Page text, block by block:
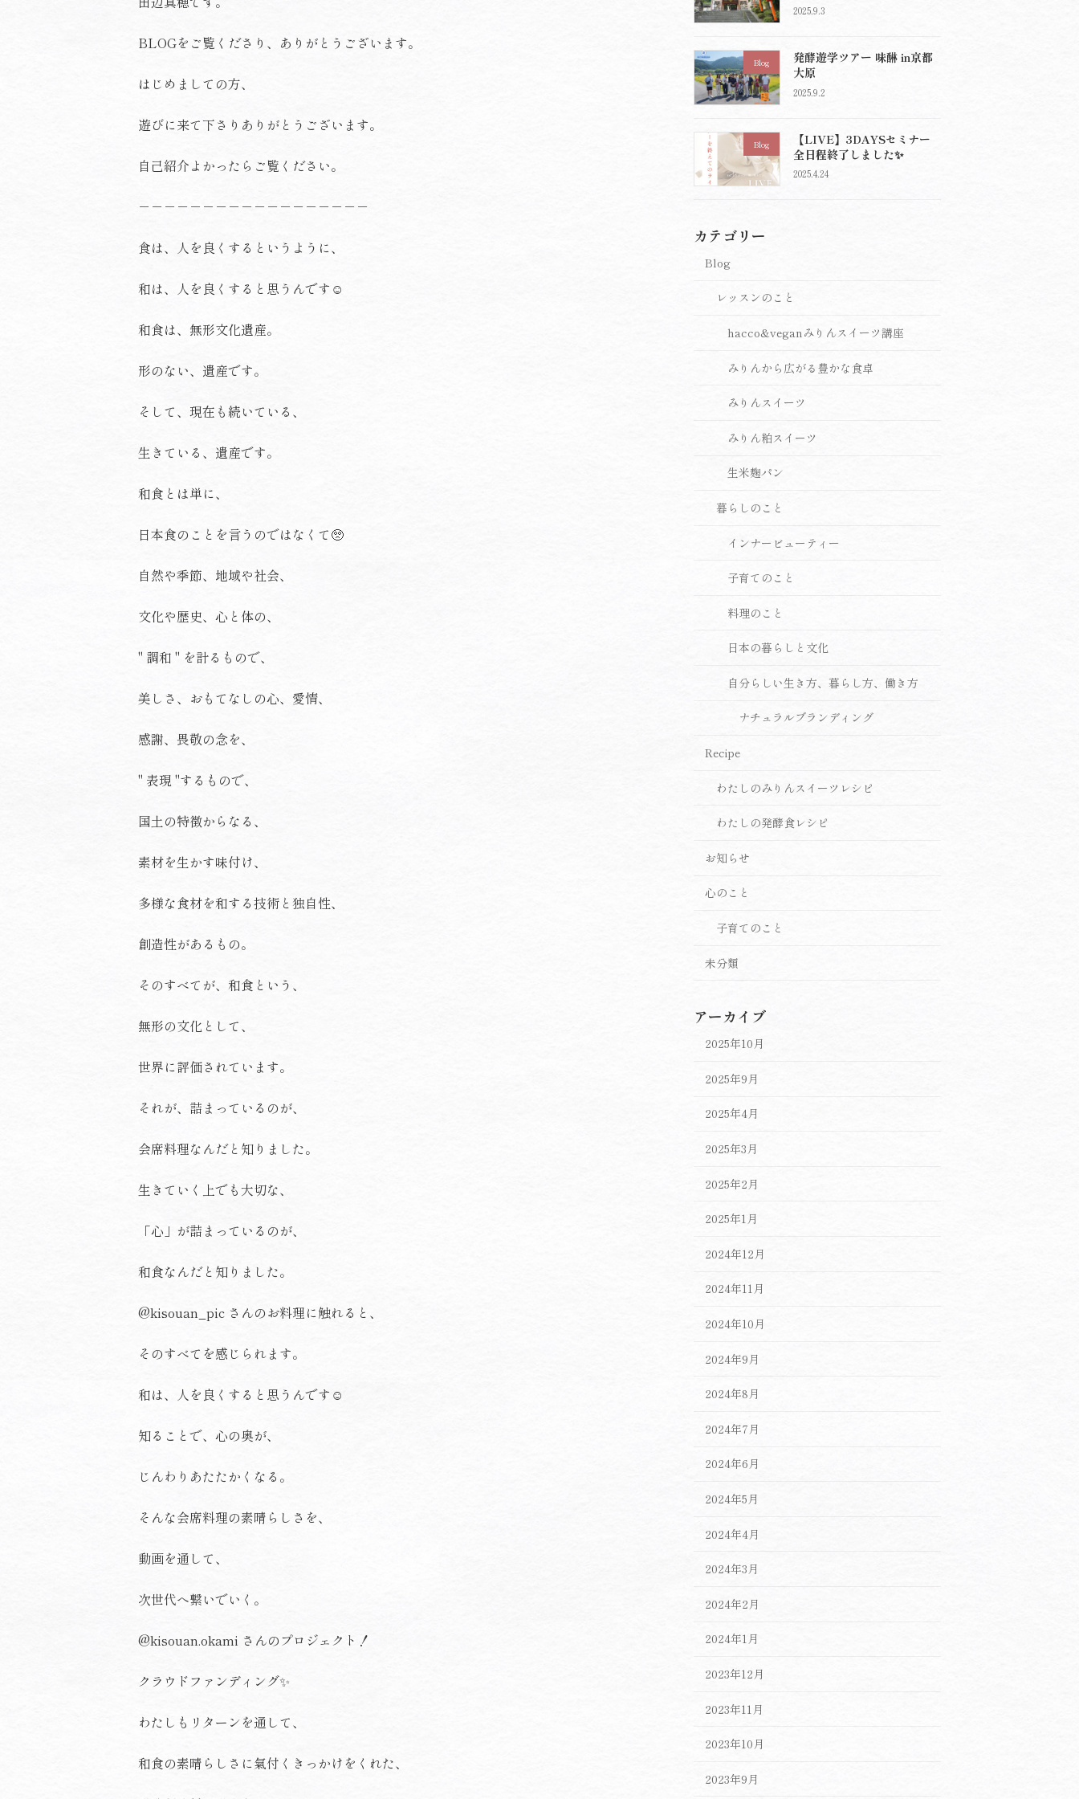
BLOGをご覧くださり、ありがとうございます。
はじめましての方、
遊びに来て下さりありがとうございます。
自己紹介よかったらご覧ください。
－－－－－－－－－－－－－－－－－－
食は、人を良くするというように、
和は、人を良くすると思うんです☺️
和食は、無形文化遺産。
形のない、遺産です。
そして、現在も続いている、
生きている、遺産です。
和食とは単に、
日本食のことを言うのではなくて🥺
自然や季節、地域や社会、
文化や歴史、心と体の、
" 調和 " を計るもので、
美しさ、おもてなしの心、愛情、
感謝、畏敬の念を、
" 表現 "するもので、
国土の特徴からなる、
素材を生かす味付け、
多様な食材を和する技術と独自性、
創造性があるもの。
そのすべてが、和食という、
無形の文化として、
世界に評価されています。
それが、詰まっているのが、
会席料理なんだと知りました。
生きていく上でも大切な、
「心」が詰まっているのが、
和食なんだと知りました。
@kisouan_pic さんのお料理に触れると、
そのすべてを感じられます。
和は、人を良くすると思うんです☺️
知ることで、心の奥が、
じんわりあたたかくなる。
そんな会席料理の素晴らしさを、
動画を通して、
次世代へ繋いでいく。
@kisouan.okami さんのプロジェクト！
クラウドファンディング✨
わたしもリターンを通して、
和食の素晴らしさに氣付くきっかけをくれた、
2025.9.3
Blog
発酵遊学ツアー 味醂 in京都
大原
2025.9.2
Blog
【LIVE】3DAYSセミナー
全日程終了しました✨
2025.4.24
カテゴリー
Blog
レッスンのこと
hacco&veganみりんスイーツ講座
みりんから広がる豊かな食卓
みりんスイーツ
みりん粕スイーツ
生米麹パン
暮らしのこと
インナービューティー
子育てのこと
料理のこと
日本の暮らしと文化
自分らしい生き方、暮らし方、働き方
ナチュラルブランディング
Recipe
わたしのみりんスイーツレシピ
わたしの発酵食レシピ
お知らせ
心のこと
子育てのこと
未分類
アーカイブ
2025年10月
2025年9月
2025年4月
2025年3月
2025年2月
2025年1月
2024年12月
2024年11月
2024年10月
2024年9月
2024年8月
2024年7月
2024年6月
2024年5月
2024年4月
2024年3月
2024年2月
2024年1月
2023年12月
2023年11月
2023年10月
2023年9月